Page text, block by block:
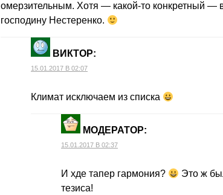
омерзительным. Хотя — какой-то конкретный —
господину Нестеренко.
ВИКТОР:
15.01.2017 В 02:07
Климат исключаем из списка
МОДЕРАТОР:
15.01.2017 В 02:37
И хде тапер гармония?
Это ж
тезиса!